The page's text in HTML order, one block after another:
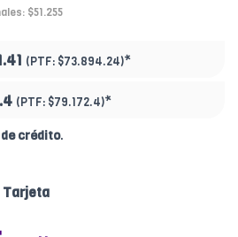
$51.255
(PTF: $73.894.24)*
(PTF: $79.172.4)*
crédito.